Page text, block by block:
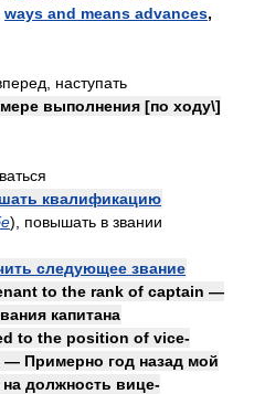
ways and means advances,
наступать
выполнения [по ходу\]
квалификацию
) , повышать в звании
следующее звание
to the rank of captain —
капитана
to the position of vice-
Примерно год назад мой
должность вице-